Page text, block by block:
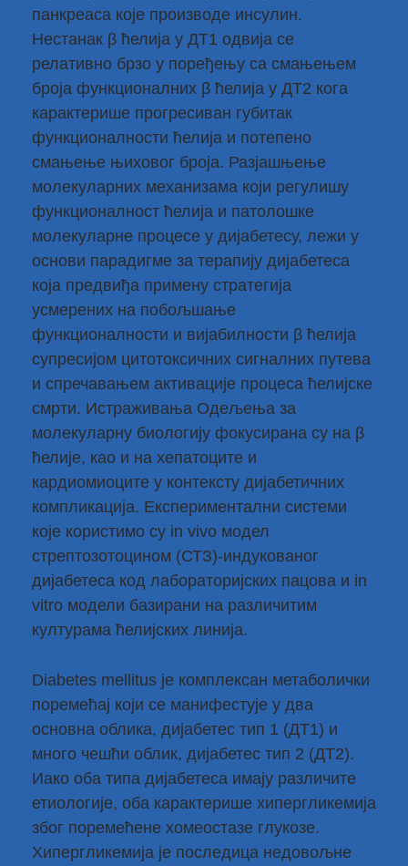
панкреаса које производе инсулин.
Нестанак β ћелија у ДТ1 одвија се
релативно брзо у поређењу са смањењем
броја функционалних β ћелија у ДТ2 кога
карактерише прогресиван губитак
функционалности ћелија и потепено
смањење њиховог броја. Разјашњење
молекуларних механизама који регулишу
функционалност ћелија и патолошке
молекуларне процесе у дијабетесу, лежи у
основи парадигме за терапију дијабетеса
која предвиђа примену стратегија
усмерених на побољшање
функционалности и вијабилности β ћелија
супресијом цитотоксичних сигналних путева
и спречавањем активације процеса ћелијске
смрти. Истраживања Одељења за
молекуларну биологију фокусирана су на β
ћелије, као и на хепатоците и
кардиомиоците у контексту дијабетичних
компликација. Експериментални системи
које користимо су in vivo модел
стрептозотоцином (СТЗ)-индукованог
дијабетеса код лабораторијских пацова и in
vitro модели базирани на различитим
културама ћелијских линија.
Diabetes mellitus је комплексан метаболички
поремећај који се манифестује у два
основна облика, дијабетес тип 1 (ДТ1) и
много чешћи облик, дијабетес тип 2 (ДТ2).
Иако оба типа дијабетеса имају различите
етиологије, оба карактерише хипергликемија
због поремећене хомеостазе глукозе.
Хипергликемија је последица недовољне